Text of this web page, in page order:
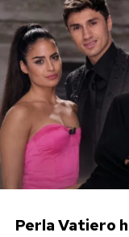
Perla Vatiero